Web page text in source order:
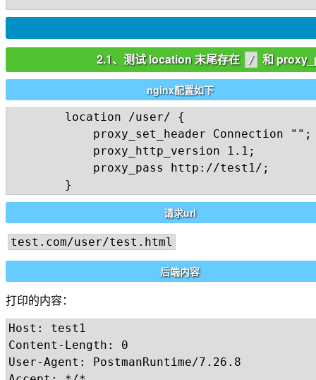
2.1、测试 location 末尾存在 / 和
nginx配置如下
        location /user/ {
请求url
test.com/user/test.html
后端内容
打印的内容：
Host: test1
Content-Length: 0
User-Agent: PostmanRuntime/7.26.8